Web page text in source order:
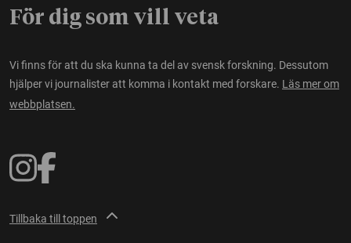
För dig som vill veta
Vi finns för att du ska kunna ta del av svensk forskning. Dessutom
hjälper vi journalister att komma i kontakt med forskare. Läs mer om
webbplatsen.
Tillbaka till toppen